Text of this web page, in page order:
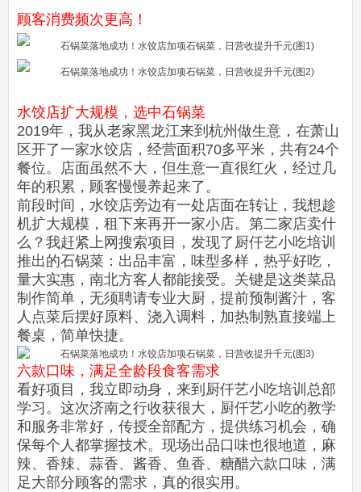
顾客消费频次更高！
水饺店扩大规模，选中石锅菜
2019年，我从老家黑龙江来到杭州做生意，在萧山
区开了一家水饺店，经营面积70多平米，共有24个
餐位。店面虽然不大，但生意一直很红火，经过几
年的积累，顾客慢慢养起来了。
前段时间，水饺店旁边有一处店面在转让，我想趁
机扩大规模，租下来再开一家小店。第二家店卖什
么？我赶紧上网搜索项目，发现了厨仟艺小吃培训
推出的石锅菜： 出品丰富，味型多样，热乎好吃，
量大实惠，南北方客人都能接受。 关键是这类菜品
制作简单，无须聘请专业大厨，提前预制酱汁，客
人点菜后摆好原料、浇入调料，加热制熟直接端上
餐桌，简单快捷。
六款口味，满足全龄段食客需求
看好项目，我立即动身，来到厨仟艺小吃培训总部
学习。 这次济南之行收获很大， 厨仟艺小吃的教学
和服务非常好，传授全部配方，提供练习机会，确
保每个人都掌握技术。现场出品口味也很地道， 麻
辣、香辣、蒜香、酱香、鱼香、糖醋六款口味，满
足大部分顾客的需求，真的很实用。